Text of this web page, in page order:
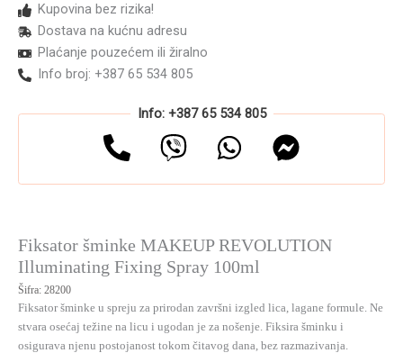
100ml
količina
Kupovina bez rizika!
Dostava na kućnu adresu
Plaćanje pouzećem ili žiralno
Info broj: +387 65 534 805
Info: +387 65 534 805
Fiksator šminke MAKEUP REVOLUTION
Illuminating Fixing Spray 100ml
Šifra: 28200
Fiksator šminke u spreju za prirodan završni izgled lica, lagane formule. Ne
stvara osećaj težine na licu i ugodan je za nošenje. Fiksira šminku i
osigurava njenu postojanost tokom čitavog dana, bez razmazivanja.